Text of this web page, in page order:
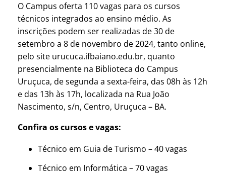
O Campus oferta 110 vagas para os cursos
técnicos integrados ao ensino médio. As
inscrições podem ser realizadas de 30 de
setembro a 8 de novembro de 2024, tanto online,
pelo site urucuca.ifbaiano.edu.br, quanto
presencialmente na Biblioteca do Campus
Uruçuca, de segunda a sexta-feira, das 08h às 12h
e das 13h às 17h, localizada na Rua João
Nascimento, s/n, Centro, Uruçuca – BA.
Confira os cursos e vagas:
Técnico em Guia de Turismo – 40 vagas
Técnico em Informática – 70 vagas